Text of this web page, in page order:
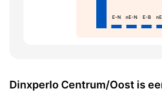
E-N nE-N E-B
Dinxperlo Centrum/Oost is